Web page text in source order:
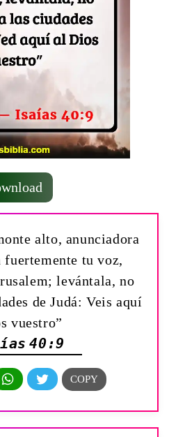
alto, anunciadora
fuertemente tu voz,
levántala, no
de Judá: ­Veis aquí
vuestro”
40:9